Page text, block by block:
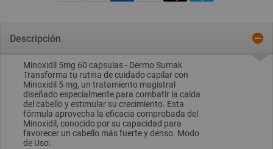
Descripción
Minoxidil 5mg 60 capsulas - Dermo Sumak
Transforma tu rutina de cuidado capilar con
Minoxidil 5 mg, un tratamiento magistral
diseñado especialmente para combatir la caída
del cabello y estimular su crecimiento. Esta
fórmula aprovecha la eficacia comprobada del
Minoxidil, conocido por su capacidad para
favorecer un cabello más fuerte y denso. Modo
de Uso: